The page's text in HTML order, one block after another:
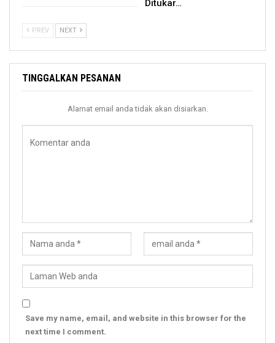
Ditukar…
PREV NEXT
TINGGALKAN PESANAN
Alamat email anda tidak akan disiarkan.
Save my name, email, and website in this browser for the
next time I comment.